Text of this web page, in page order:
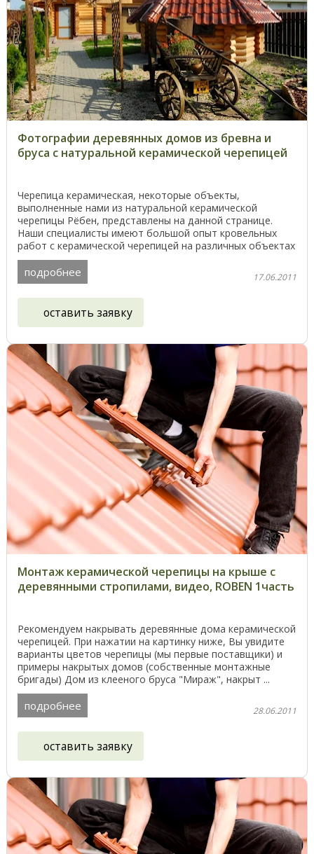
Фотографии деревянных домов из бревна и
бруса с натуральной керамической черепицей
Черепица керамическая, некоторые объекты,
выполненные нами из натуральной керамической
черепицы Рёбен, представлены на данной странице.
Наши специалисты имеют большой опыт кровельных
работ с керамической черепицей на различных объектах
в Беларуси, ...
подробнее 17.06.2011
оставить заявку
Монтаж керамической черепицы на крыше с
деревянными стропилами, видео, ROBEN 1часть
Рекомендуем накрывать деревянные дома керамической
черепицей. При нажатии на картинку ниже, Вы увидите
варианты цветов черепицы (мы первые поставщики) и
примеры накрытых домов (собственные монтажные
бригады) Дом из клееного бруса "Мираж", накрыт ...
подробнее 28.06.2011
оставить заявку